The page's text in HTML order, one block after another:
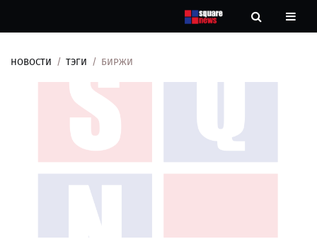
НОВОСТИ ТЭГИ БИРЖИ